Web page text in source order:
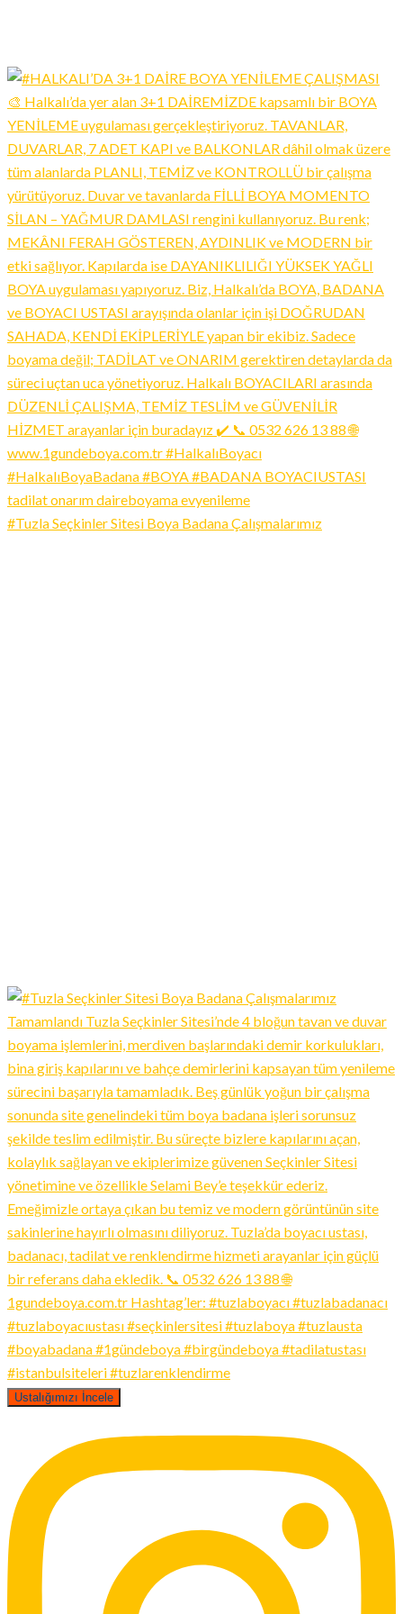
#Tuzla Seçkinler Sitesi Boya Badana Çalışmalarımız
Ustalığımızı İncele